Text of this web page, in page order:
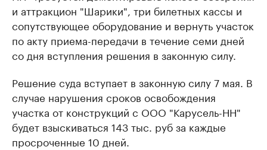
и аттракцион "Шарики", три билетных кассы и
сопутствующее оборудование и вернуть участок
по акту приема-передачи в течение семи дней
со дня вступления решения в законную силу.
Решение суда вступает в законную силу 7 мая. В
случае нарушения сроков освобождения
участка от конструкций с ООО "Карусель-НН"
будет взыскиваться 143 тыс. руб за каждые
просроченные 10 дней.